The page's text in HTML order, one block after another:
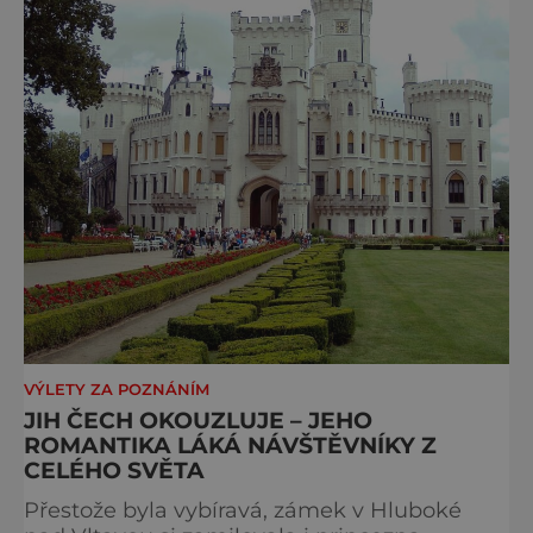
VÝLETY ZA POZNÁNÍM
JIH ČECH OKOUZLUJE – JEHO
ROMANTIKA LÁKÁ NÁVŠTĚVNÍKY Z
CELÉHO SVĚTA
Přestože byla vybíravá, zámek v Hluboké